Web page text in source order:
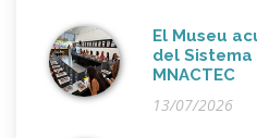
El Museu
del
MNACTEC
13/07/2026